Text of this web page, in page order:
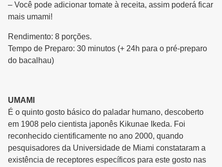
– Você pode adicionar tomate à receita, assim poderá ficar
mais umami!
Rendimento: 8 porções.
Tempo de Preparo: 30 minutos (+ 24h para o pré-preparo
do bacalhau)
UMAMI
É o quinto gosto básico do paladar humano, descoberto
em 1908 pelo cientista japonês Kikunae Ikeda. Foi
reconhecido cientificamente no ano 2000, quando
pesquisadores da Universidade de Miami constataram a
existência de receptores específicos para este gosto nas